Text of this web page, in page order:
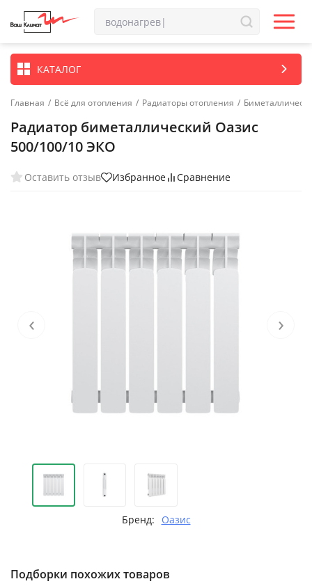
КАТАЛОГ
Главная / Всё для отопления / Радиаторы отопления /
Радиатор биметаллический Оазис
500/100/10 ЭКО
Оставить отзыв Избранное Сравнение
‹ ›
Бренд: Оазис
Подборки похожих товаров